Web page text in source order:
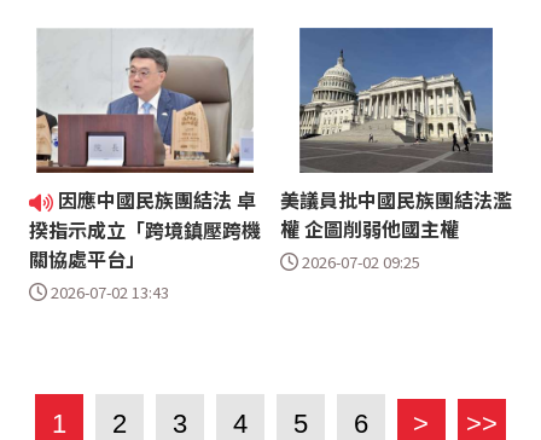
因應中國民族團結法 卓
揆指示成立「跨境鎮壓跨機
關協處平台」
2026-07-02 13:43
美議員批中國民族團結法濫
權 企圖削弱他國主權
2026-07-02 09:25
1 2 3 4 5 6 > >>